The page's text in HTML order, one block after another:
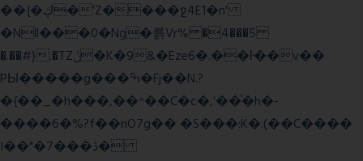
��{�ڮ�'Z����ջ4E1�n'
�Nll���0�Ng�륽Vr% �4���5
�.��#}.�TZݩ�K�9&�Eze6�.��ŀ��v��
PЫ�����g���ߒ�Fj��N.?
�{��_�h���,��^��C�c�,'��ͦ�h�-
����6�%?f��nO7 g�� �S���:K�.(��C����
I��"�7 ���ڎ�